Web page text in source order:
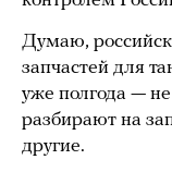
Думаю,
запчастей для
уже полгода —
разбирают на
другие.